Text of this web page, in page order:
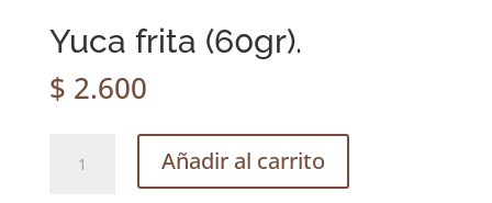
Yuca frita (60gr).
$ 2.600
frita
Añadir al carrito